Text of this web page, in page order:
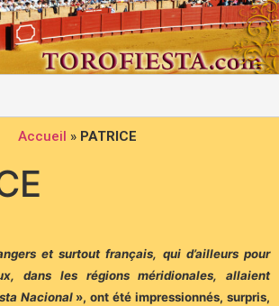
Accueil » PATRICE
et surtout français, qui d’ailleurs pour
dans les régions méridionales, allaient
Nacional», ont été impressionnés, surpris,